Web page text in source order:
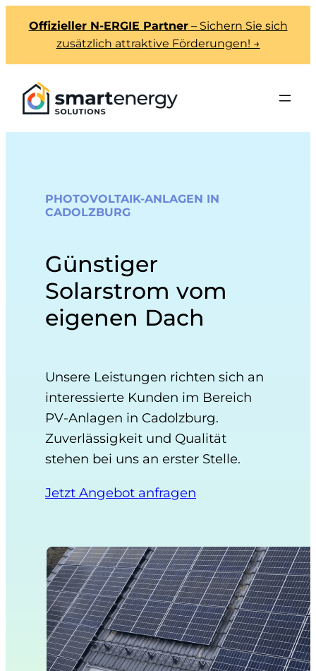
Offizieller N-ERGIE Partner– Sichern Sie sich
zusätzlich attraktive Förderungen! →
PHOTOVOLTAIK-ANLAGEN IN
CADOLZBURG
Günstiger
Solarstrom vom
eigenen Dach
Unsere Leistungen richten sich an
interessierte Kunden im Bereich
PV-Anlagen in Cadolzburg.
Zuverlässigkeit und Qualität
stehen bei uns an erster Stelle.
Jetzt Angebot anfragen